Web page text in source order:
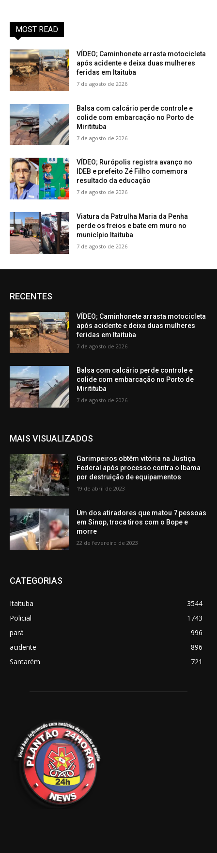
MOST READ
VÍDEO; Caminhonete arrasta motocicleta
após acidente e deixa duas mulheres
feridas em Itaituba
7 de agosto de 2026
Balsa com calcário perde controle e
colide com embarcação no Porto de
Miritituba
7 de agosto de 2026
VÍDEO; Rurópolis registra avanço no
IDEB e prefeito Zé Filho comemora
resultado da educação
7 de agosto de 2026
Viatura da Patrulha Maria da Penha
perde os freios e bate em muro no
município Itaituba
7 de agosto de 2026
RECENTES
VÍDEO; Caminhonete arrasta motocicleta
após acidente e deixa duas mulheres
feridas em Itaituba
7 de agosto de 2026
Balsa com calcário perde controle e
colide com embarcação no Porto de
Miritituba
7 de agosto de 2026
MAIS VISUALIZADOS
Garimpeiros obtêm vitória na Justiça
Federal após processo contra o Ibama
por destruição de equipamentos
19 de abril de 2023
Um dos atiradores que matou 7 pessoas
em Sinop, troca tiros com o Bope e
morre
22 de fevereiro de 2023
CATEGORIAS
Itaituba
3544
Policial
1743
pará
996
acidente
896
Santarém
721